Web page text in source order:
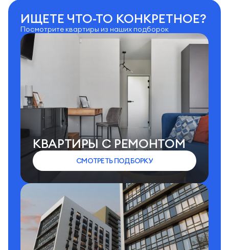
ИЩЕТЕ ЧТО-ТО КОНКРЕТНОЕ?
Посмотрите квартиры из наших подборок
КВАРТИРЫ C РЕМОНТОМ
СМОТРЕТЬ ПОДБОРКУ